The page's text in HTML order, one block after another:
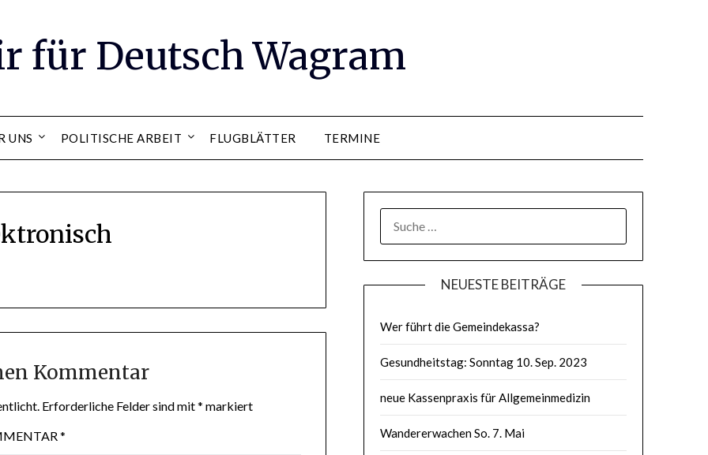
für Deutsch Wagram
UNS POLITISCHE ARBEIT FLUGBLÄTTER TERMINE
Kommentar
Erforderliche Felder sind mit* markiert
*
NACH:
NEUESTE BEITRÄGE
Wer führt die Gemeindekassa?
Gesundheitstag: Sonntag 10. Sep. 2023
neue Kassenpraxis für Allgemeinmedizin
Wandererwachen So. 7. Mai